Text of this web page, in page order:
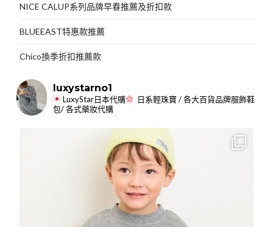
NICE CALUP系列品牌早春推薦及折扣款
BLUEEAST特惠款推薦
Chico換季折扣推薦款
luxystarno1
LuxyStar日本代購
日系輕珠寶 / 各大百貨品牌服飾鞋
包/ 各式藥妝代購